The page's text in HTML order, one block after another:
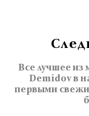
Все лучшее из
Demidov в
первыми